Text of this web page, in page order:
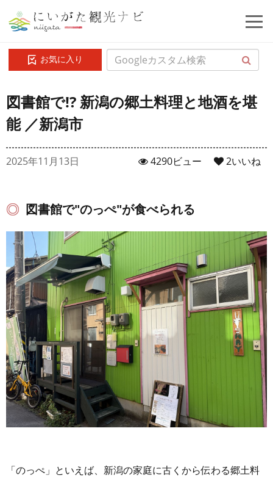
お気に入り
図書館で!? 新潟の郷土料理と地酒を堪
能 ／新潟市
2025年11月13日 2いいね
4290ビュー
図書館で"のっぺ"が食べられる
「のっぺ」といえば、新潟の家庭に古くから伝わる郷土料